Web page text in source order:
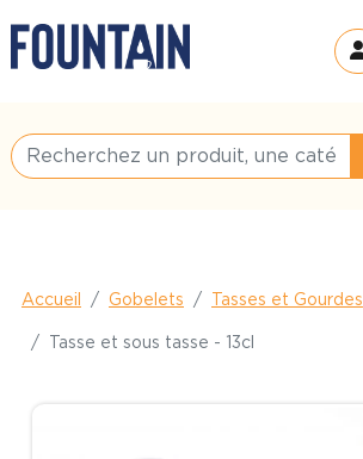
Accueil Gobelets Tasses et Gourdes
Tasse et sous tasse - 13cl